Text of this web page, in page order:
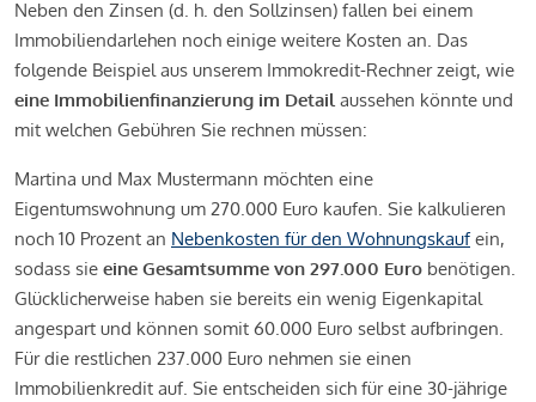
Neben den Zinsen (d. h. den Sollzinsen) fallen bei einem
Immobiliendarlehen noch einige weitere Kosten an. Das
folgende Beispiel aus unserem Immokredit-Rechner zeigt, wie
eine Immobilienfinanzierung im Detail aussehen könnte und
mit welchen Gebühren Sie rechnen müssen:
Martina und Max Mustermann möchten eine
Eigentumswohnung um 270.000 Euro kaufen. Sie kalkulieren
noch 10 Prozent an Nebenkosten für den Wohnungskaufein,
sodass sie eine Gesamtsumme von 297.000 Euro benötigen.
Glücklicherweise haben sie bereits ein wenig Eigenkapital
angespart und können somit 60.000 Euro selbst aufbringen.
Für die restlichen 237.000 Euro nehmen sie einen
Immobilienkredit auf. Sie entscheiden sich für eine 30-jährige